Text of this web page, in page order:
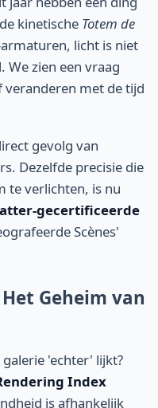
kinetische Totem de
licht is niet
We zien een vraag
met de tijd
gevolg van
Dezelfde precisie die
te verlichten, is nu
gecertificeerde
Scènes'
Geheim van
'echter' lijkt?
Index
is afhankelijk